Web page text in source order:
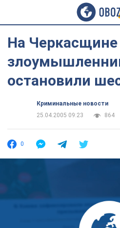
На Черкасщине
остановили
Криминальные новости
25.04.2005 09:23
864
0